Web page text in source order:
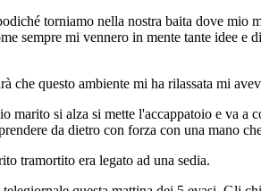
torniamo nella nostra baita dove mio
mi vennero in mente tante idee e
questo ambiente mi ha rilassata mi
si alza si mette l'accappatoio e va a
da dietro con forza con una mano
tramortito era legato ad una sedia.